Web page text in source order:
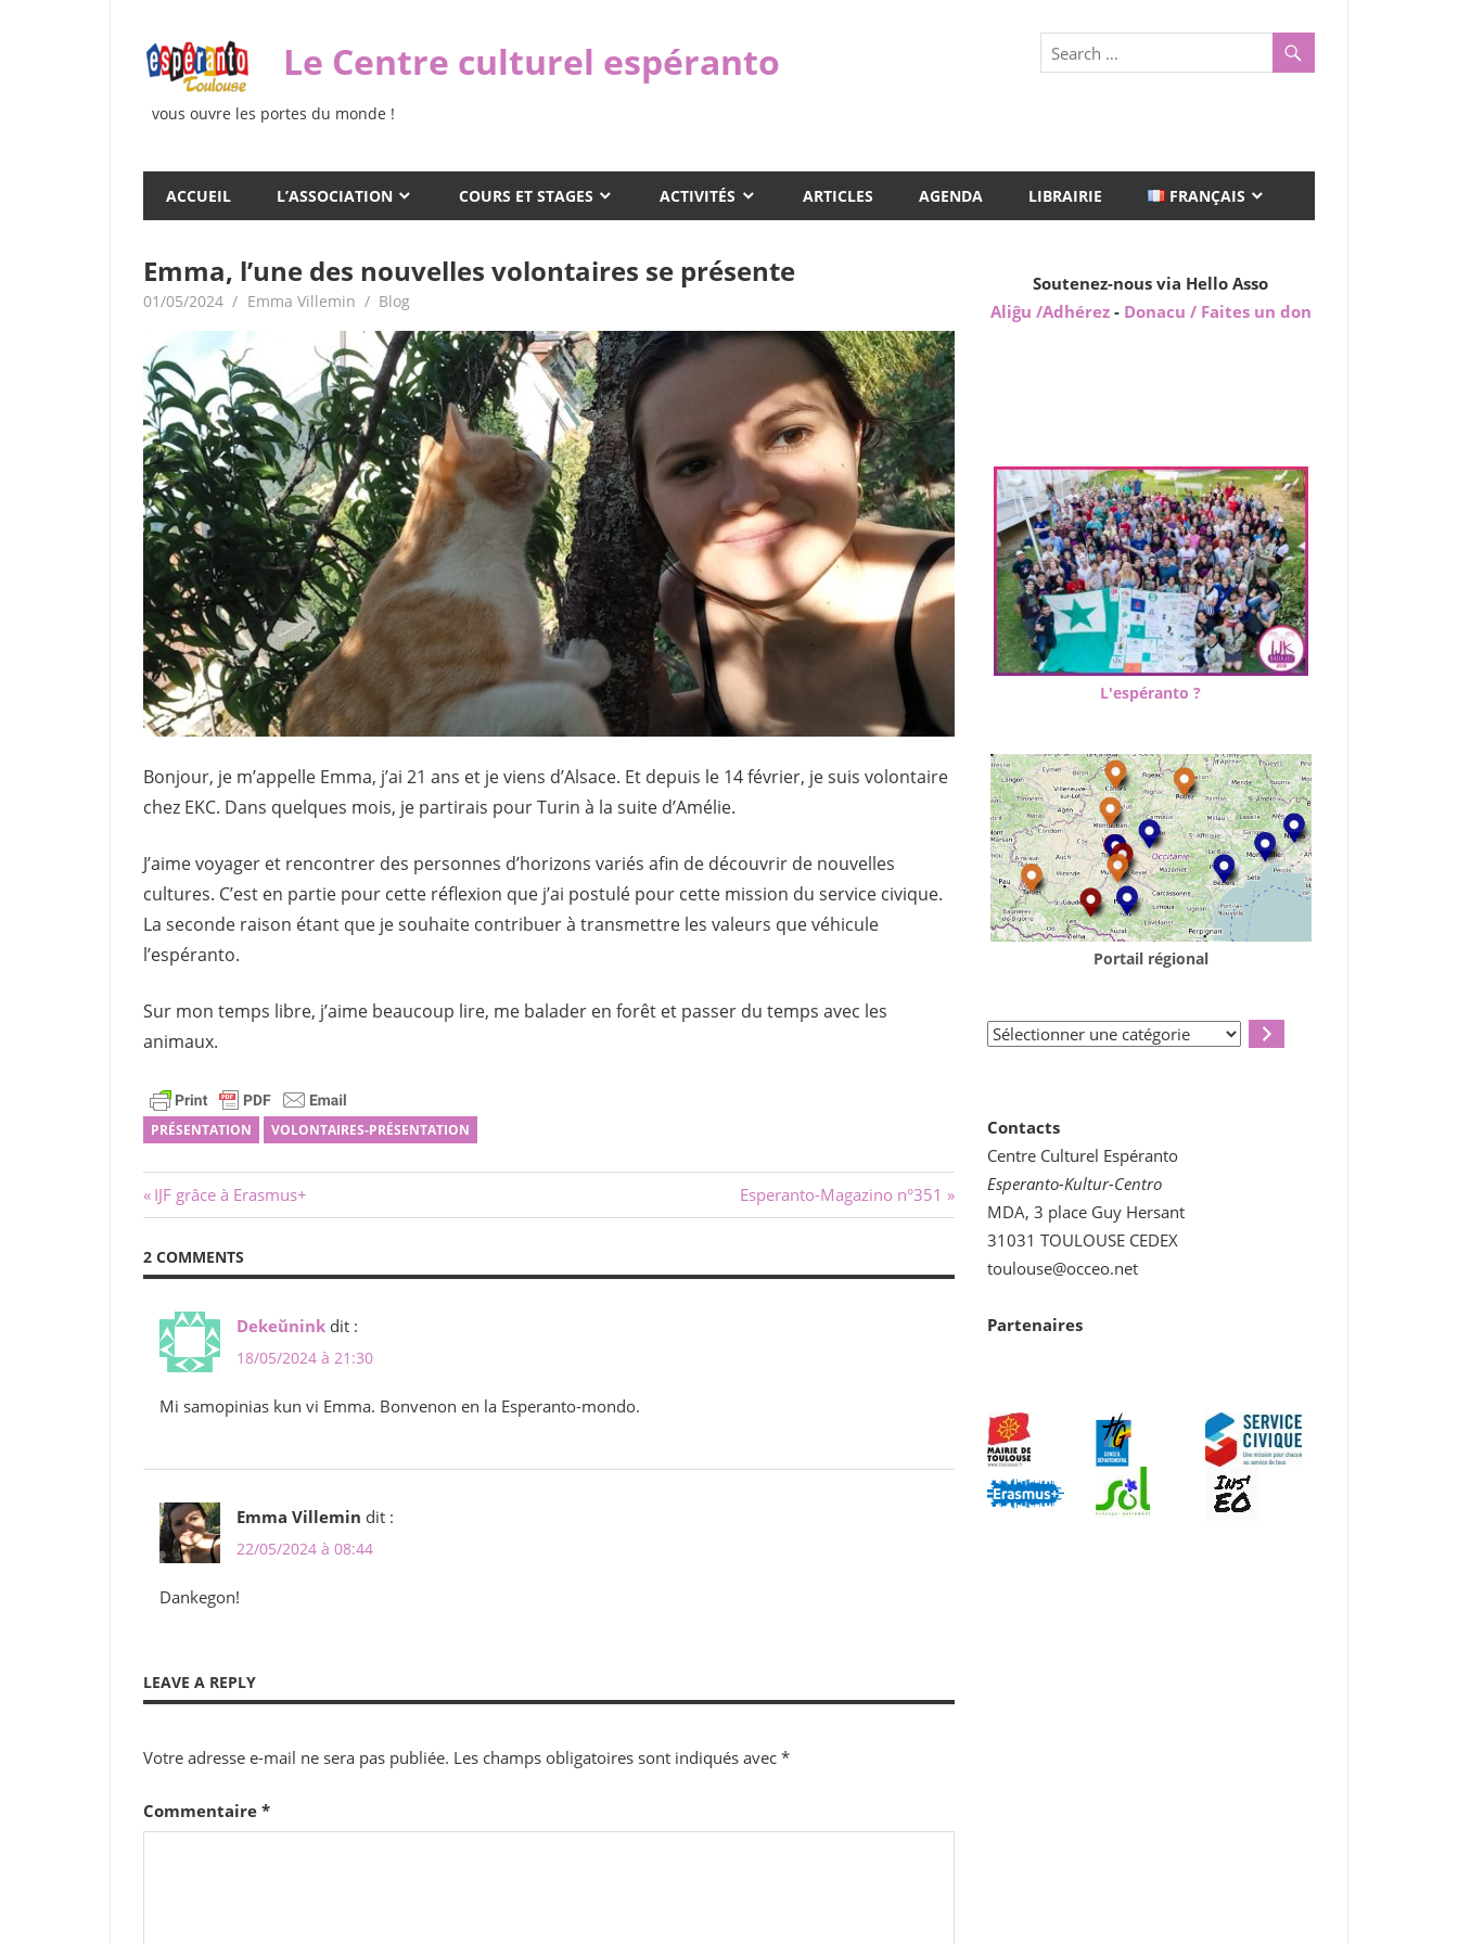
content
Le Centre culturel espéranto
vous ouvre les portes du monde !
ACCUEIL L’ASSOCIATION COURS ET STAGES ACTIVITÉS ARTICLES AGENDA LIBRAIRIE FRANÇAIS
Emma, l’une des nouvelles volontaires se présente
01/05/2024 Emma Villemin Blog
Bonjour, je m’appelle Emma, j’ai 21 ans et je viens d’Alsace. Et depuis le 14 février, je suis volontaire
chez EKC. Dans quelques mois, je partirais pour Turin à la suite d’Amélie.
J’aime voyager et rencontrer des personnes d’horizons variés afin de découvrir de nouvelles
cultures. C’est en partie pour cette réflexion que j’ai postulé pour cette mission du service civique.
La seconde raison étant que je souhaite contribuer à transmettre les valeurs que véhicule
l’espéranto.
Sur mon temps libre, j’aime beaucoup lire, me balader en forêt et passer du temps avec les
animaux.
PRÉSENTATION VOLONTAIRES-PRÉSENTATION
Navigation
de
l’article
Previous
Post:
IJF grâce à Erasmus+
Next
Post:
Esperanto-Magazino n°351
2 COMMENTS
Dekeŭnink dit :
18/05/2024 à 21:30
Mi samopinias kun vi Emma. Bonvenon en la Esperanto-mondo.
Emma Villemin dit :
22/05/2024 à 08:44
Dankegon!
LEAVE A REPLY
Votre adresse e-mail ne sera pas publiée. Les champs obligatoires sont indiqués avec *
Commentaire *
Soutenez-nous via Hello Asso
Aliĝu /Adhérez - Donacu / Faites un don
L'espéranto ?
Portail régional
Sélectionner
Contacts
Centre Culturel Espéranto
Esperanto-Kultur-Centro
MDA, 3 place Guy Hersant
31031 TOULOUSE CEDEX
toulouse@occeo.net
Partenaires